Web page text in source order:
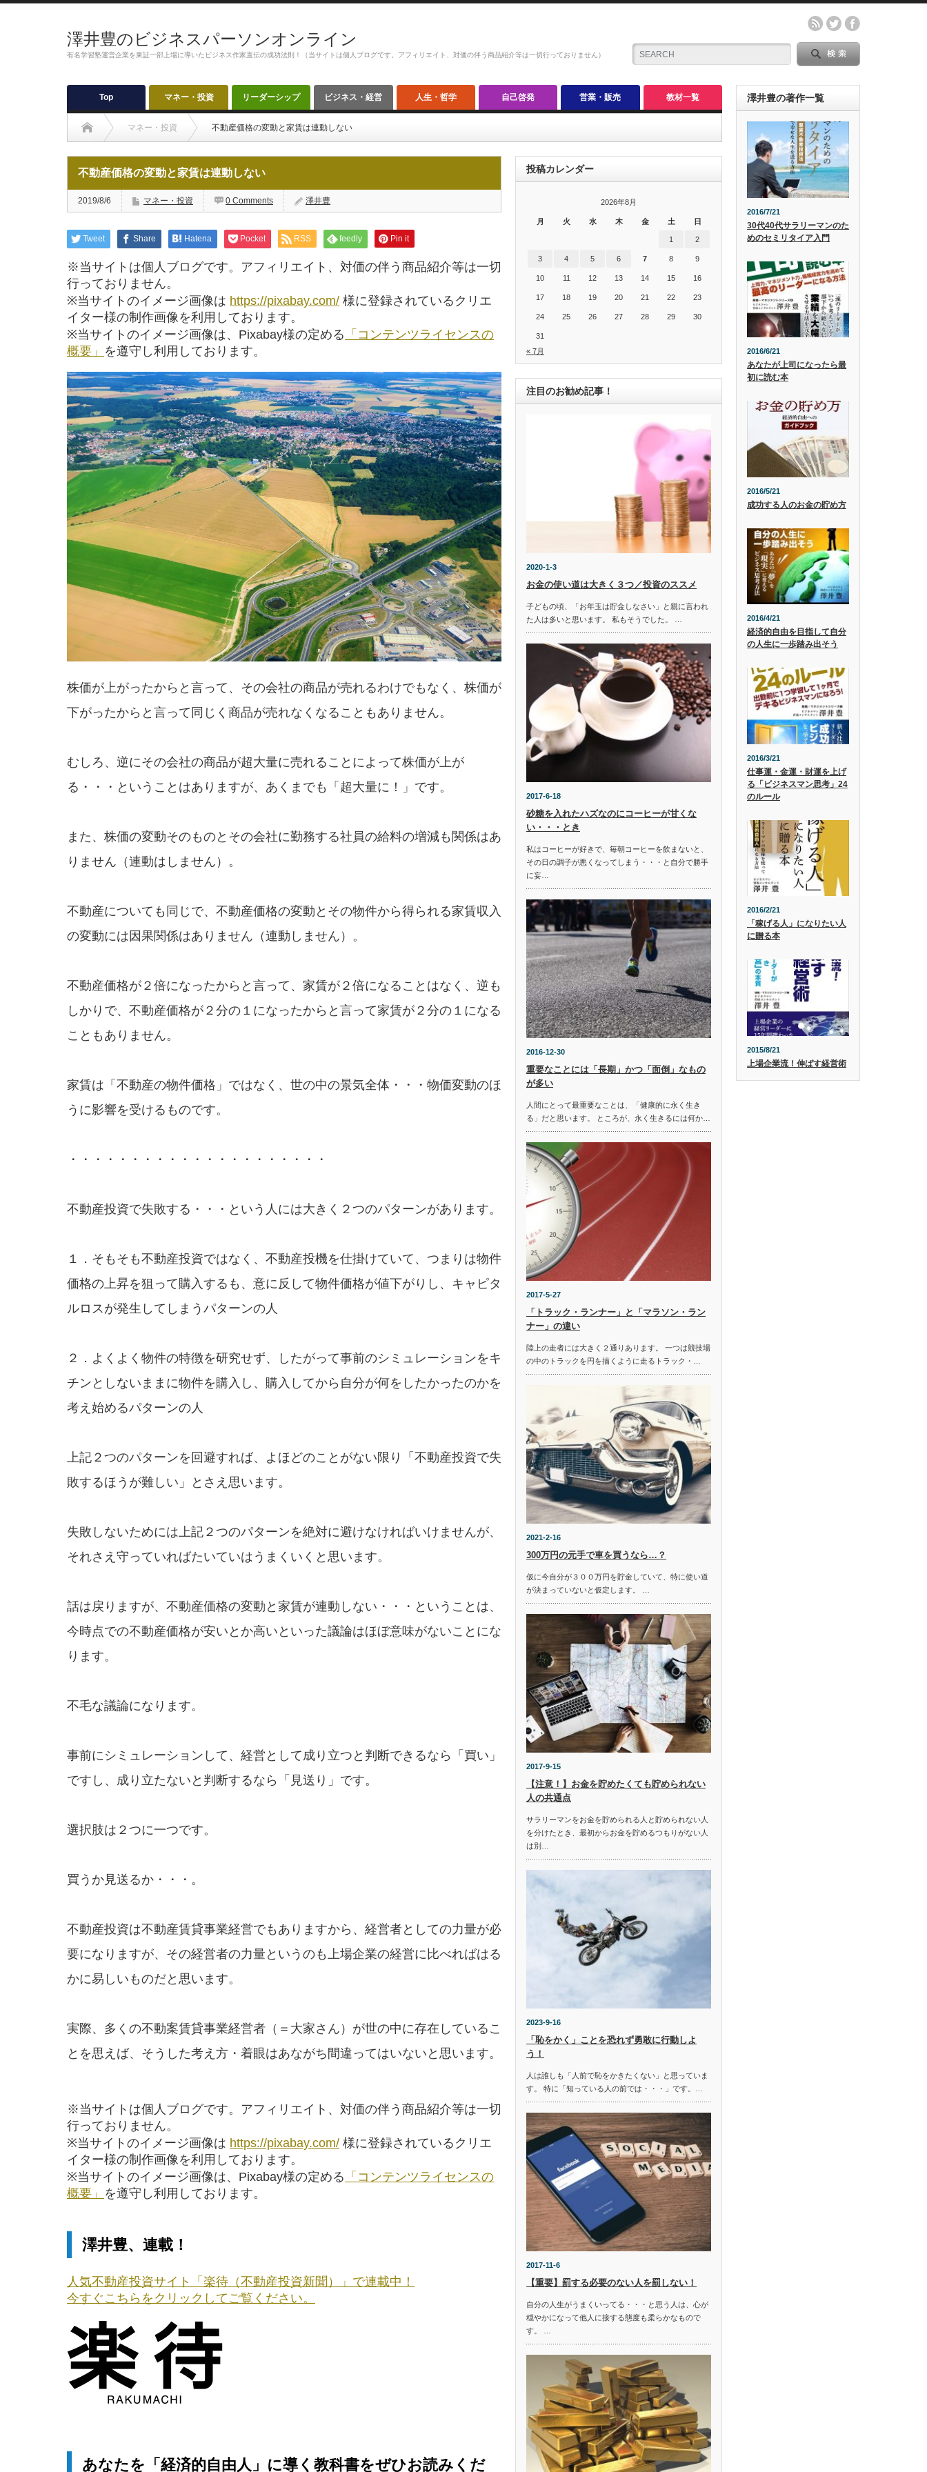
澤井豊のビジネスパーソンオンライン
有名学習塾運営企業を東証一部上場に導いたビジネス作家直伝の成功法則！（当サイトは個人ブログです。アフィリエイト、対価の伴う商品紹介等は一切行っておりません）
Top マネー・投資 リーダーシップ ビジネス・経営 人生・哲学 自己啓発 営業・販売 教材一覧
マネー・投資 不動産価格の変動と家賃は連動しない
不動産価格の変動と家賃は連動しない
2019/8/6 マネー・投資 0 Comments 澤井豊
Tweet Share Hatena Pocket RSS feedly Pin it
※当サイトは個人ブログです。アフィリエイト、対価の伴う商品紹介等は一切
行っておりません。
※当サイトのイメージ画像は https://pixabay.com/ 様に登録されているクリエ
イター様の制作画像を利用しております。
※当サイトのイメージ画像は、Pixabay様の定める 「コンテンツライセンスの
概要」 を遵守し利用しております。
株価が上がったからと言って、その会社の商品が売れるわけでもなく、株価が
下がったからと言って同じく商品が売れなくなることもありません。
むしろ、逆にその会社の商品が超大量に売れることによって株価が上が
る・・・ということはありますが、あくまでも「超大量に！」です。
また、株価の変動そのものとその会社に勤務する社員の給料の増減も関係はあ
りません（連動はしません）。
不動産についても同じで、不動産価格の変動とその物件から得られる家賃収入
の変動には因果関係はありません（連動しません）。
不動産価格が２倍になったからと言って、家賃が２倍になることはなく、逆も
しかりで、不動産価格が２分の１になったからと言って家賃が２分の１になる
こともありません。
家賃は「不動産の物件価格」ではなく、世の中の景気全体・・・物価変動のほ
うに影響を受けるものです。
・・・・・・・・・・・・・・・・・・・・・
不動産投資で失敗する・・・という人には大きく２つのパターンがあります。
１．そもそも不動産投資ではなく、不動産投機を仕掛けていて、つまりは物件
価格の上昇を狙って購入するも、意に反して物件価格が値下がりし、キャピタ
ルロスが発生してしまうパターンの人
２．よくよく物件の特徴を研究せず、したがって事前のシミュレーションをキ
チンとしないままに物件を購入し、購入してから自分が何をしたかったのかを
考え始めるパターンの人
上記２つのパターンを回避すれば、よほどのことがない限り「不動産投資で失
敗するほうが難しい」とさえ思います。
失敗しないためには上記２つのパターンを絶対に避けなければいけませんが、
それさえ守っていればたいていはうまくいくと思います。
話は戻りますが、不動産価格の変動と家賃が連動しない・・・ということは、
今時点での不動産価格が安いとか高いといった議論はほぼ意味がないことにな
ります。
不毛な議論になります。
事前にシミュレーションして、経営として成り立つと判断できるなら「買い」
ですし、成り立たないと判断するなら「見送り」です。
選択肢は２つに一つです。
買うか見送るか・・・。
不動産投資は不動産賃貸事業経営でもありますから、経営者としての力量が必
要になりますが、その経営者の力量というのも上場企業の経営に比べればはる
かに易しいものだと思います。
実際、多くの不動案賃貸事業経営者（＝大家さん）が世の中に存在しているこ
とを思えば、そうした考え方・着眼はあながち間違ってはいないと思います。
※当サイトは個人ブログです。アフィリエイト、対価の伴う商品紹介等は一切
行っておりません。
※当サイトのイメージ画像は https://pixabay.com/ 様に登録されているクリエ
イター様の制作画像を利用しております。
※当サイトのイメージ画像は、Pixabay様の定める 「コンテンツライセンスの
概要」 を遵守し利用しております。
澤井豊、連載！
人気不動産投資サイト「楽待（不動産投資新聞）」で連載中！
今すぐこちらをクリックしてご覧ください。
あなたを「経済的自由人」に導く教科書をぜひお読みくだ
投稿カレンダー
2026年8月
月 火 水 木 金 土 日
1 2
3 4 5 6 7 8 9
10 11 12 13 14 15 16
17 18 19 20 21 22 23
24 25 26 27 28 29 30
31
« 7月
注目のお勧め記事！
2020-1-3
お金の使い道は大きく３つ／投資のススメ
子どもの頃、「お年玉は貯金しなさい」と親に言われ
た人は多いと思います。 私もそうでした。 …
2017-6-18
砂糖を入れたハズなのにコーヒーが甘くな
い・・・とき
私はコーヒーが好きで、毎朝コーヒーを飲まないと、
その日の調子が悪くなってしまう・・・と自分で勝手
に妄…
2016-12-30
重要なことには「長期」かつ「面倒」なもの
が多い
人間にとって最重要なことは、「健康的に永く生き
る」だと思います。 ところが、永く生きるには何か…
2017-5-27
「トラック・ランナー」と「マラソン・ラン
ナー」の違い
陸上の走者には大きく２通りあります。 一つは競技場
の中のトラックを円を描くように走るトラック・…
2021-2-16
300万円の元手で車を買うなら…？
仮に今自分が３００万円を貯金していて、特に使い道
が決まっていないと仮定します。 …
2017-9-15
【注意！】お金を貯めたくても貯められない
人の共通点
サラリーマンをお金を貯められる人と貯められない人
を分けたとき、最初からお金を貯めるつもりがない人
は別…
2023-9-16
「恥をかく」ことを恐れず勇敢に行動しよ
う！
人は誰しも「人前で恥をかきたくない」と思っていま
す。 特に「知っている人の前では・・・」です。…
2017-11-6
【重要】罰する必要のない人を罰しない！
自分の人生がうまくいってる・・・と思う人は、心が
穏やかになって他人に接する態度も柔らかなもので
す。 …
澤井豊の著作一覧
2016/7/21
30代40代サラリーマンのた
めのセミリタイア入門
2016/6/21
あなたが上司になったら最
初に読む本
2016/5/21
成功する人のお金の貯め方
2016/4/21
経済的自由を目指して自分
の人生に一歩踏み出そう
2016/3/21
仕事運・金運・財運を上げ
る「ビジネスマン思考」24
のルール
2016/2/21
「稼げる人」になりたい人
に贈る本
2015/8/21
上場企業流！伸ばす経営術